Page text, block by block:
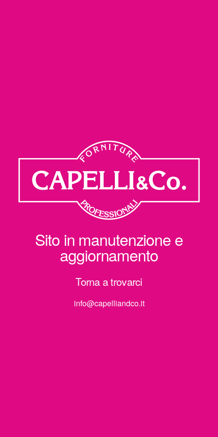
Sito in manutenzione e
aggiornamento
Torna a trovarci
info@capelliandco.it